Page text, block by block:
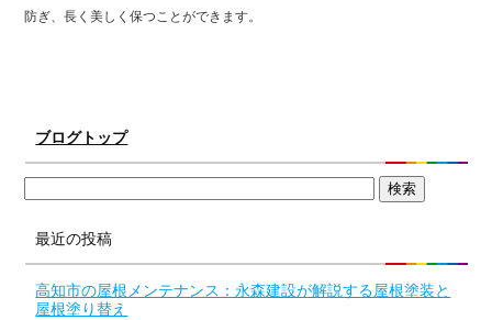
防ぎ、長く美しく保つことができます。
ブログトップ
最近の投稿
高知市の屋根メンテナンス：永森建設が解説する屋根塗装と
屋根塗り替え